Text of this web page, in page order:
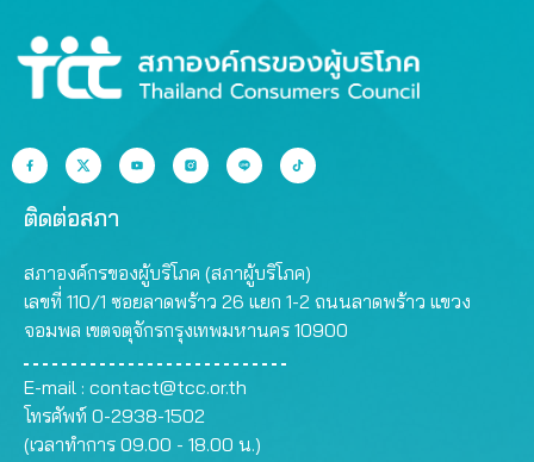
ติดต่อสภา
สภาองค์กรของผู้บริโภค (สภาผู้บริโภค)
เลขที่ 110/1 ซอยลาดพร้าว 26 แยก 1-2 ถนนลาดพร้าว แขวง
จอมพล เขตจตุจักรกรุงเทพมหานคร 10900
E-mail : contact@tcc.or.th
โทรศัพท์ 0-2938-1502
(เวลาทำการ 09.00 - 18.00 น.)